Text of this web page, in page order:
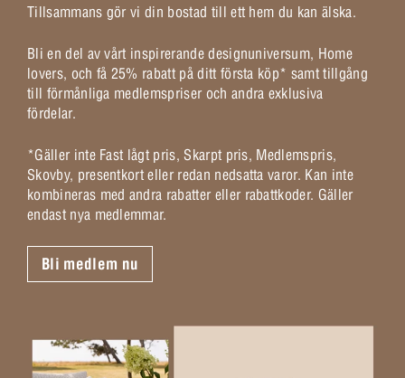
Tillsammans gör vi din bostad till ett hem du kan älska.
Bli en del av vårt inspirerande designuniversum, Home
lovers, och få 25% rabatt på ditt första köp* samt tillgång
till förmånliga medlemspriser och andra exklusiva
fördelar.
*Gäller inte Fast lågt pris, Skarpt pris, Medlemspris,
Skovby, presentkort eller redan nedsatta varor. Kan inte
kombineras med andra rabatter eller rabattkoder. Gäller
endast nya medlemmar.
Bli medlem nu